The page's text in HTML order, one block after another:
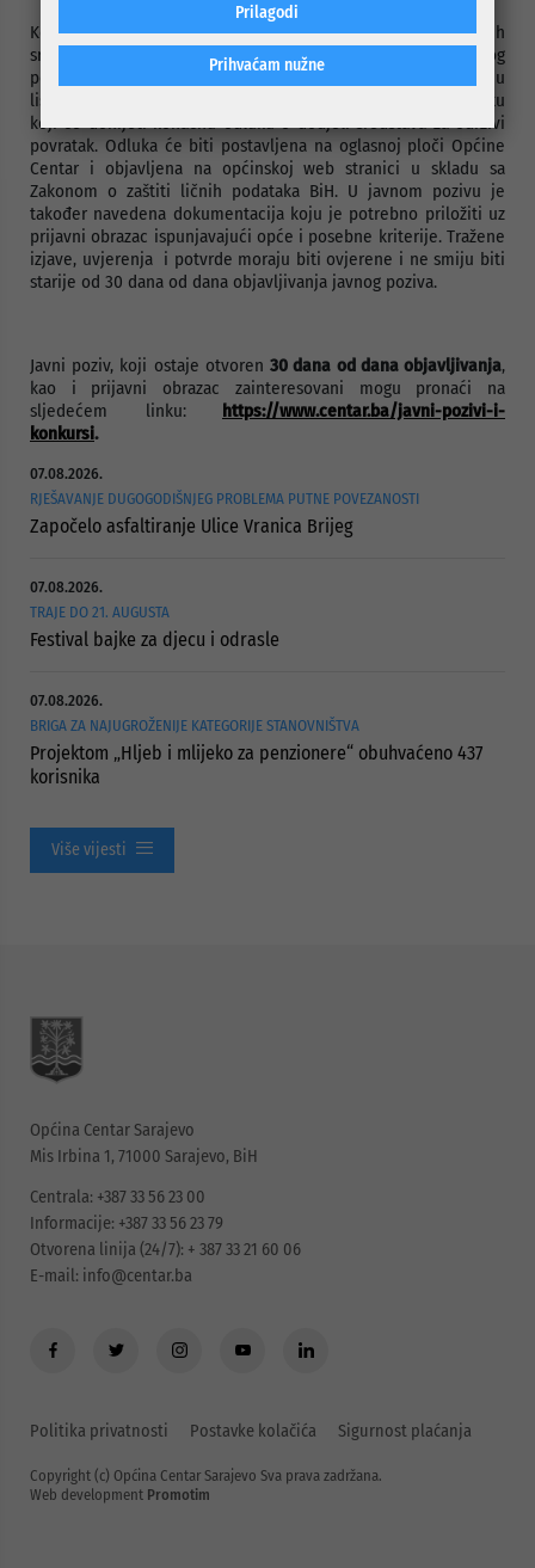
Komisija za odabir korisnika i raspodjelu raspoloživih novčanih
sredstava za pomoć pojedincima povratnicima u svrhu održivog
povratka će prema utvrđenim kriterijima napraviti bodovnu
listu kandidata koja će biti dostavljena općinskom načelniku
koji će donijeti konačnu odluku o dodjeli sredstava za održivi
povratak. Odluka će biti postavljena na oglasnoj ploči Općine
Centar i objavljena na općinskoj web stranici u skladu sa
Zakonom o zaštiti ličnih podataka BiH. U javnom pozivu je
također navedena dokumentacija koju je potrebno priložiti uz
prijavni obrazac ispunjavajući opće i posebne kriterije. Tražene
izjave, uvjerenja i potvrde moraju biti ovjerene i ne smiju biti
starije od 30 dana od dana objavljivanja javnog poziva.
Javni poziv, koji ostaje otvoren30 dana od dana objavljivanja,
kao i prijavni obrazac zainteresovani mogu pronaći na
sljedećem linku:
https://www.centar.ba/javni-pozivi-i-
konkursi.
07.08.2026.
RJEŠAVANJE DUGOGODIŠNJEG PROBLEMA PUTNE POVEZANOSTI
Započelo asfaltiranje Ulice Vranica Brijeg
07.08.2026.
TRAJE DO 21. AUGUSTA
Festival bajke za djecu i odrasle
07.08.2026.
BRIGA ZA NAJUGROŽENIJE KATEGORIJE STANOVNIŠTVA
Projektom „Hljeb i mlijeko za penzionere“ obuhvaćeno 437
korisnika
Više vijesti
Općina Centar Sarajevo
Mis Irbina 1, 71000 Sarajevo, BiH
Centrala: +387 33 56 23 00
Informacije: +387 33 56 23 79
Otvorena linija (24/7): + 387 33 21 60 06
E-mail: info@centar.ba
Politika privatnosti Postavke kolačića Sigurnost plaćanja
Copyright (c) Općina Centar Sarajevo Sva prava zadržana.
Web development Promotim
Prihvaćam nužne
Prilagodi